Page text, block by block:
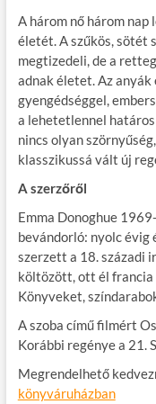
A három nő három
életét. A szűkös, sötét
megtizedeli, de a
adnak életet. Az
gyengédséggel,
a lehetetlennel
nincs olyan
klasszikussá vált új
A szerzőről
Emma Donoghue
bevándorló: nyolc évig
szerzett a 18. századi
költözött, ott él
Könyveket,
A szoba című filmért
Korábbi regénye a 21.
Megrendelhető
könyváruházban